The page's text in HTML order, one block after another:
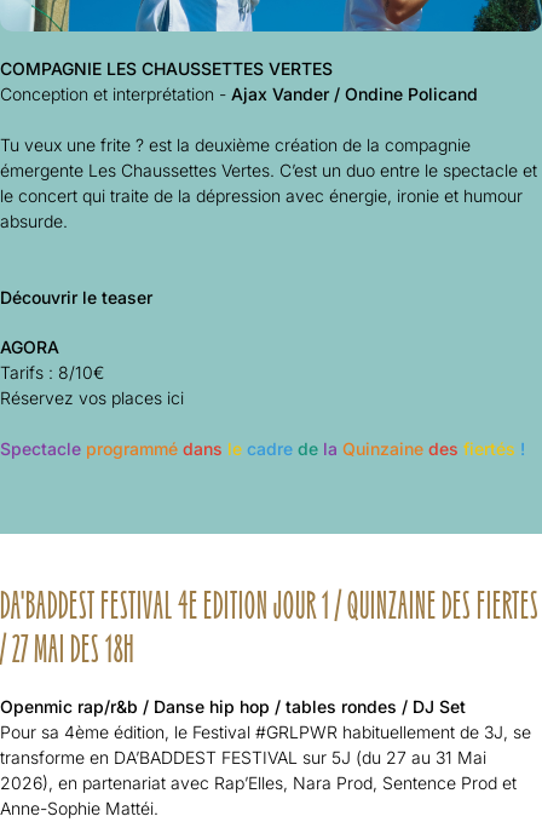
COMPAGNIE LES CHAUSSETTES VERTES
Conception et interprétation - Ajax Vander / Ondine Policand
Tu veux une frite ? est la deuxième création de la compagnie
émergente Les Chaussettes Vertes. C’est un duo entre le spectacle et
le concert qui traite de la dépression avec énergie, ironie et humour
absurde.
Découvrir le teaser
AGORA
Tarifs : 8/10€
Réservez vos places ici
Spectacle programmé dans le cadre de la Quinzaine des fiertés !
DA'BADDEST FESTIVAL 4E EDITION JOUR 1 / QUINZAINE DES FIERTES
/ 27 MAI DES 18H
Openmic rap/r&b / Danse hip hop / tables rondes / DJ Set
Pour sa 4ème édition, le Festival #GRLPWR habituellement de 3J, se
transforme en DA’BADDEST FESTIVAL sur 5J (du 27 au 31 Mai
2026), en partenariat avec Rap’Elles, Nara Prod, Sentence Prod et
Anne-Sophie Mattéi.